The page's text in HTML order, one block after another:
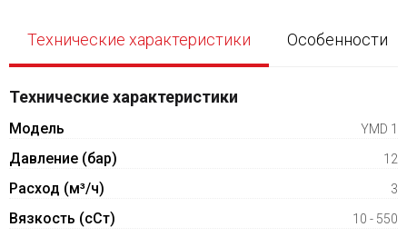
Технические характеристики Особенности
Технические характеристики
Модель YMD 1
Давление (бар) 12
Расход (м³/ч) 3
Вязкость (сСт) 10 - 550